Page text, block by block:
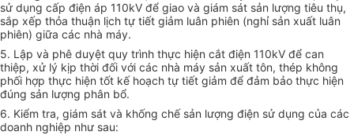
sử dụng cấp điện áp 110kV để giao và giám sát sản lượng tiêu thụ,
sắp xếp thỏa thuận lịch tự tiết giảm luân phiên (nghỉ sản xuất luân
phiên) giữa các nhà máy.
5. Lập và phê duyệt quy trình thực hiện cắt điện 110kV để can
thiệp, xử lý kịp thời đối với các nhà máy sản xuất tôn, thép không
phối hợp thực hiện tốt kế hoạch tự tiết giảm để đảm bảo thực hiện
đúng sản lượng phân bổ.
6. Kiểm tra, giám sát và khống chế sản lượng điện sử dụng của các
doanh nghiệp như sau: